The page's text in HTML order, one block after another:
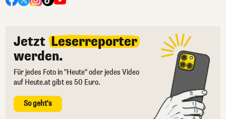
Jetzt Leserreporter
werden.
Für jedes Foto in "Heute" oder jedes Video
auf Heute.at gibt es 50 Euro.
So geht's